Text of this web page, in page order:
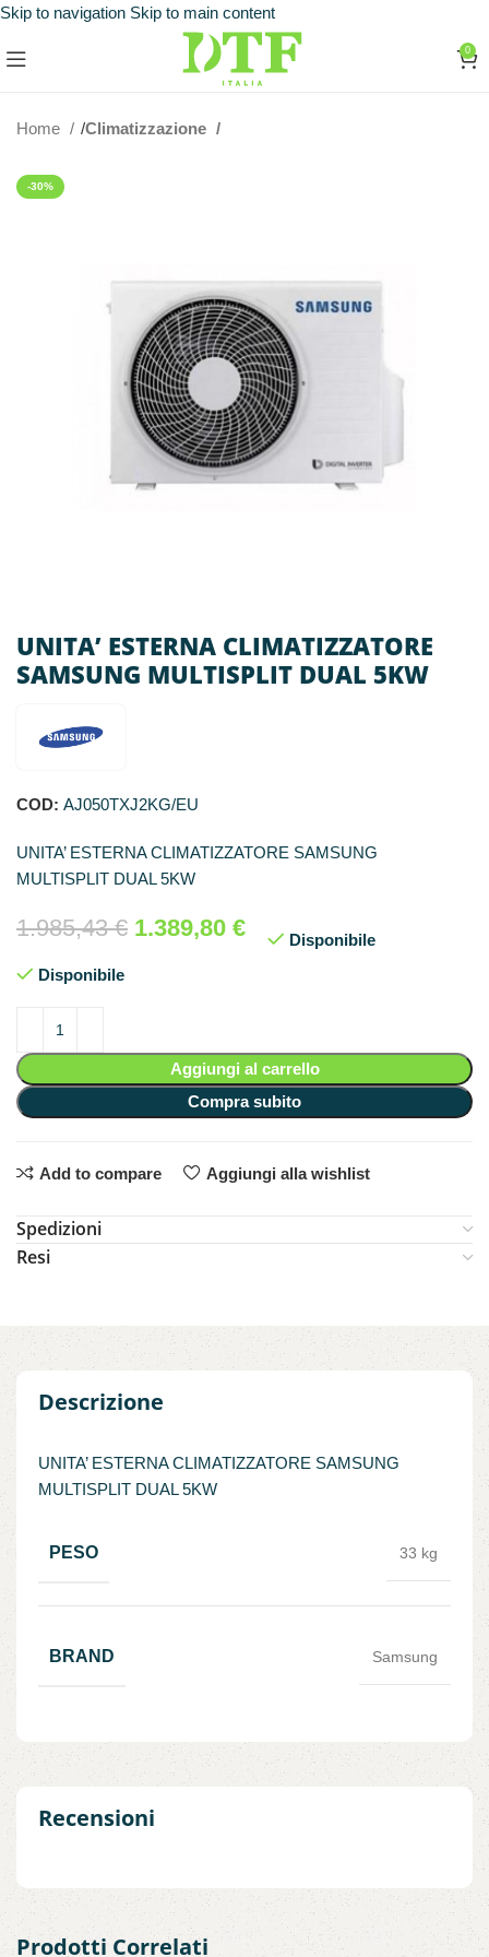
Skip to navigation Skip to main content
0
Home Climatizzazione
-30%
UNITA’ ESTERNA CLIMATIZZATORE
SAMSUNG MULTISPLIT DUAL 5KW
COD: AJ050TXJ2KG/EU
UNITA’ ESTERNA CLIMATIZZATORE SAMSUNG
MULTISPLIT DUAL 5KW
1.985,43€ 1.389,80 €
Disponibile
Disponibile
Aggiungi al carrello
Compra subito
Add to compare Aggiungi alla wishlist
Spedizioni
Resi
Descrizione
UNITA’ ESTERNA CLIMATIZZATORE SAMSUNG
MULTISPLIT DUAL 5KW
PESO 33 kg
BRAND Samsung
Recensioni
Prodotti Correlati